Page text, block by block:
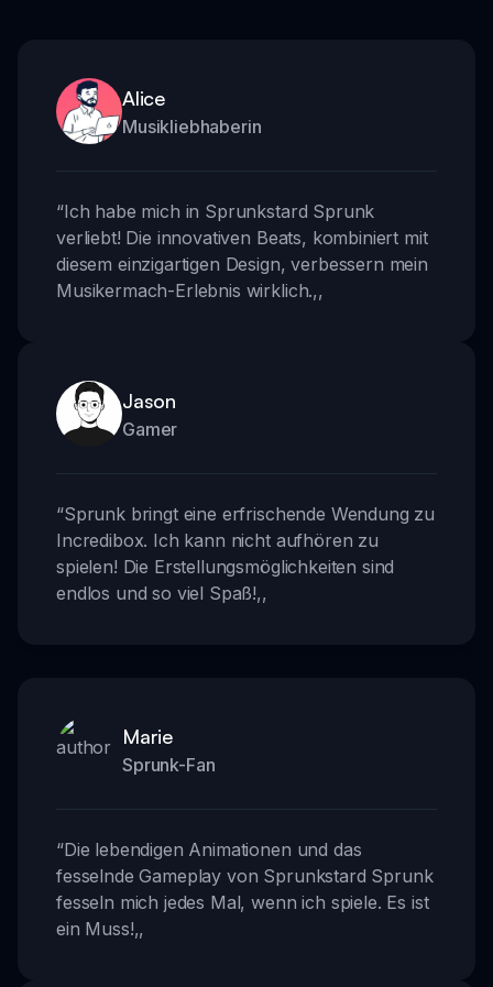
Alice
Musikliebhaberin
“Ich habe mich in Sprunkstard Sprunk
verliebt! Die innovativen Beats, kombiniert mit
diesem einzigartigen Design, verbessern mein
Musikermach-Erlebnis wirklich.,,
Jason
Gamer
“Sprunk bringt eine erfrischende Wendung zu
Incredibox. Ich kann nicht aufhören zu
spielen! Die Erstellungsmöglichkeiten sind
endlos und so viel Spaß!,,
Marie
Sprunk-Fan
“Die lebendigen Animationen und das
fesselnde Gameplay von Sprunkstard Sprunk
fesseln mich jedes Mal, wenn ich spiele. Es ist
ein Muss!,,